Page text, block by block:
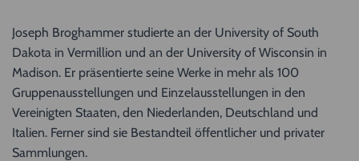
Joseph Broghammer studierte an der University of South
Dakota in Vermillion und an der University of Wisconsin in
Madison. Er präsentierte seine Werke in mehr als 100
Gruppenausstellungen und Einzelausstellungen in den
Vereinigten Staaten, den Niederlanden, Deutschland und
Italien. Ferner sind sie Bestandteil öffentlicher und privater
Sammlungen.